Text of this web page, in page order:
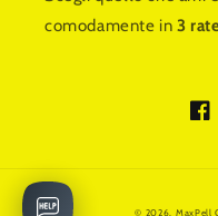
comodamente in 3
© 2026, MaxPell